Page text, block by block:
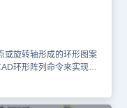
或旋转轴形成的环形图案
环形阵列命令来实现。
文件，调用CAD环形阵